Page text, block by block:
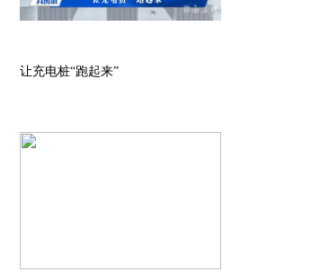
让充电桩“跑起来”